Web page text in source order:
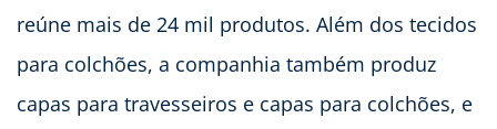
reúne mais de 24 mil produtos. Além dos tecidos
para colchões, a companhia também produz
capas para travesseiros e capas para colchões, e